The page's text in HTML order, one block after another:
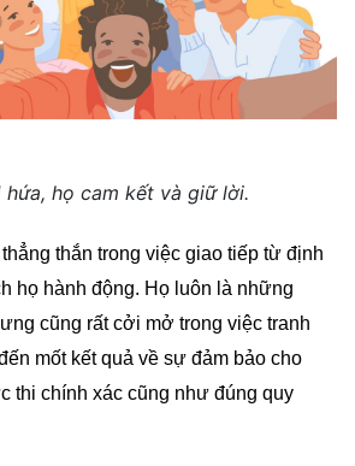
hứa, họ cam kết và giữ lời.
thắn trong việc giao tiếp từ định
họ hành động. Họ luôn là những
cũng rất cởi mở trong việc tranh
mốt kết quả về sự đảm bảo cho
thi chính xác cũng như đúng quy